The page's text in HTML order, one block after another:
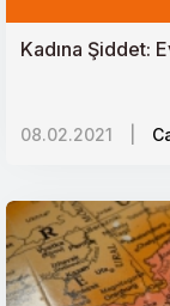
Yunanistanın
Siyasi Dinamikleri
Toplum ve
Kazakistandaki
Kadına Şiddet:
08.02.2021